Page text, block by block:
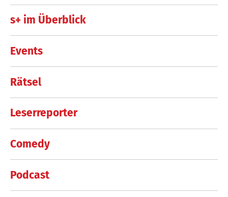
s+ im Überblick
Events
Rätsel
Leserreporter
Comedy
Podcast